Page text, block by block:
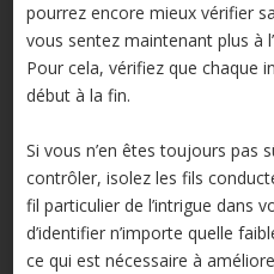
pourrez encore mieux vérifier
vous sentez maintenant plus à
Pour cela, vérifiez que chaque
début à la fin.
Si vous n’en êtes toujours pas
contrôler, isolez les fils
fil particulier de l’intrigue dans
d’identifier n’importe quelle
ce qui est nécessaire à